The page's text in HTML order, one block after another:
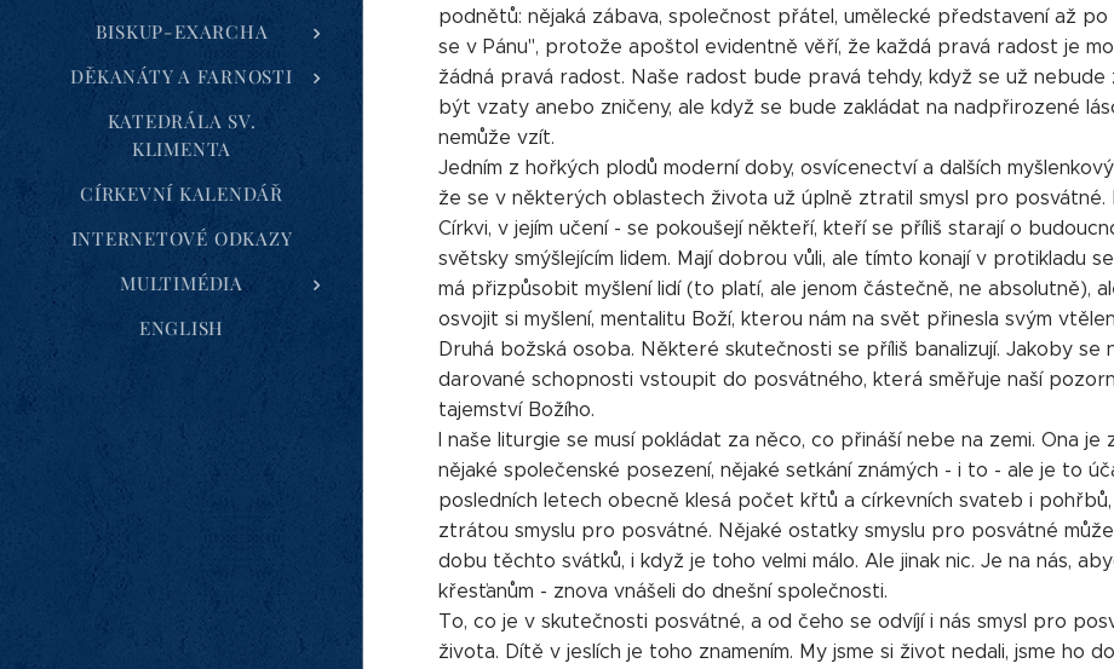
BISKUP-EXARCHA
DĚKANÁTY A FARNOSTI
KATEDRÁLA SV.
KLIMENTA
CÍRKEVNÍ KALENDÁŘ
INTERNETOVÉ ODKAZY
MULTIMÉDIA
ENGLISH
podnětů: nějaká zábava, společnost přátel, umělecké představení až po
se v Pánu", protože apoštol evidentně věří, že každá pravá radost je
žádná pravá radost. Naše radost bude pravá tehdy, když se už nebude
být vzaty anebo zničeny, ale když se bude zakládat na nadpřirozené
nemůže vzít.
Jedním z hořkých plodů moderní doby, osvícenectví a dalších
že se v některých oblastech života už úplně ztratil smysl pro
Církvi, v jejím učení - se pokoušejí někteří, kteří se příliš starají o
světsky smýšlejícím lidem. Mají dobrou vůli, ale tímto konají v protikladu
má přizpůsobit myšlení lidí (to platí, ale jenom částečně, ne absolutně),
osvojit si myšlení, mentalitu Boží, kterou nám na svět přinesla svým
Druhá božská osoba. Některé skutečnosti se příliš banalizují. Jakoby
darované schopnosti vstoupit do posvátného, která směřuje naší
tajemství Božího.
I naše liturgie se musí pokládat za něco, co přináší nebe na zemi. Ona
nějaké společenské posezení, nějaké setkání známých - i to - ale je to
posledních letech obecně klesá počet křtů a církevních svateb i
ztrátou smyslu pro posvátné. Nějaké ostatky smyslu pro posvátné
dobu těchto svátků, i když je toho velmi málo. Ale jinak nic. Je na nás,
křesťanům - znova vnášeli do dnešní společnosti.
To, co je v skutečnosti posvátné, a od čeho se odvíjí i nás smysl pro
života. Dítě v jeslích je toho znamením. My jsme si život nedali, jsme ho